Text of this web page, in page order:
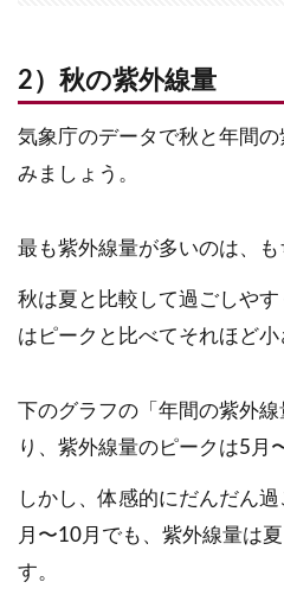
2）秋の紫外線量
気象庁のデータで秋と年間
みましょう。
最も紫外線量が多いのは、も
秋は夏と比較して過ごしや
はピークと比べてそれほど小
下のグラフの「年間の紫外
り、紫外線量のピークは5月
しかし、体感的にだんだん
月〜10月でも、紫外線量は
す。